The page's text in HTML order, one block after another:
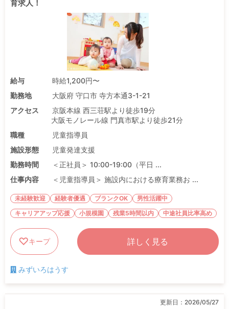
育求人！
給与
時給1,200円〜
勤務地
大阪府 守口市 寺方本通3-1-21
アクセス
京阪本線 西三荘駅より徒歩19分
大阪モノレール線 門真市駅より徒歩21分
職種
児童指導員
施設形態
児童発達支援
勤務時間
＜正社員＞ 10:00-19:00（平日 ...
仕事内容
＜児童指導員＞ 施設内における療育業務お ...
未経験歓迎 経験者優遇 ブランクOK
男性活躍中
キャリアアップ応援
小規模園 残業5時間以内 中途社員比率高め
キープ 詳しく見る
みずいろはうす
更新日： 2026/05/27